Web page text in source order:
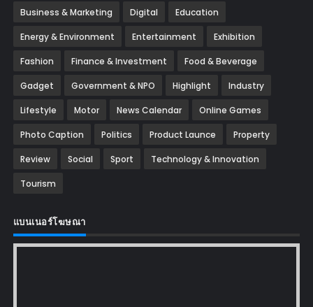
Business & Marketing Digital Education
Energy & Environment Entertainment Exhibition
Fashion Finance & Investment Food & Beverage
Gadget Government & NPO Highlight Industry
Lifestyle Motor News Calendar Online Games
Photo Caption Politics Product Launce Property
Review Social Sport Technology & Innovation
Tourism
แบนเนอร์โฆษณา